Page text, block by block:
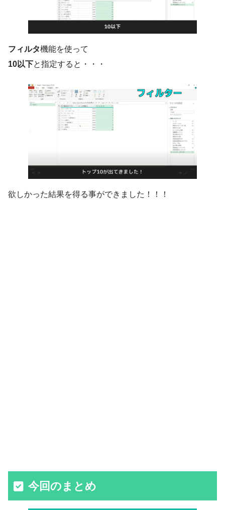
フィルタ機能を使って
10以下と指定すると・・・
欲しかった結果を得る事ができました！！！
今回のまとめ